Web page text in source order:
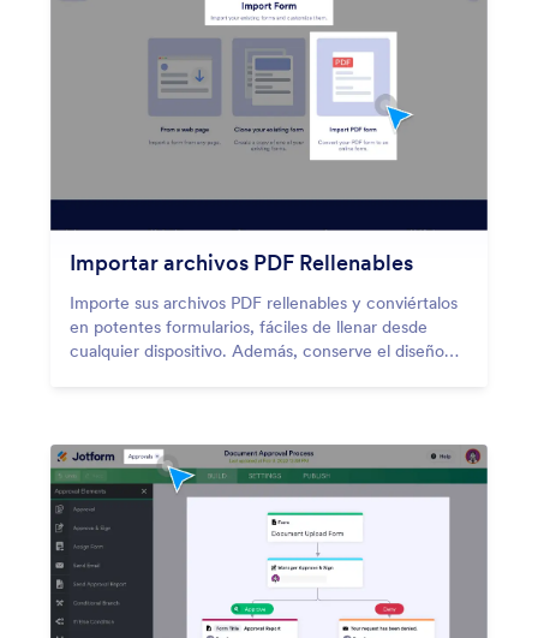
Importar archivos PDF Rellenables
Importe sus archivos PDF rellenables y conviértalos
en potentes formularios, fáciles de llenar desde
cualquier dispositivo. Además, conserve el diseño